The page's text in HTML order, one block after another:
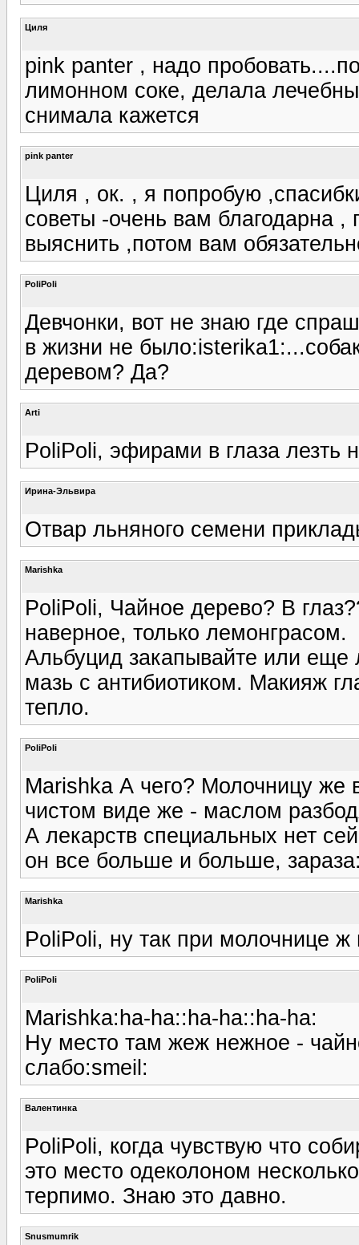
Циля
pink panter , надо
лимонном соке, делала
снимала кажется
pink panter
Циля , ок. , я попробую
советы -очень вам благодарна
выяснить ,потом вам
PoliPoli
Девчонки, вот не знаю где
в жизни не
деревом? Да?
Arti
PoliPoli, эфирами в глаза лезть
Ирина-Эльвира
Отвар льняного семени
Marishka
PoliPoli, Чайное дерево? В
наверное, только лемонграсом.
Альбуцид закапывайте или
мазь с антибиотиком. Макияж
тепло.
PoliPoli
Marishka А чего? Молочницу же
чистом виде же - маслом
А лекарств специальных нет
он все больше и больше,
Marishka
PoliPoli, ну так при молочнице
PoliPoli
Marishka:ha-ha::ha-ha::ha-ha:
Ну место там жеж нежное -
слабо:smeil:
Валентинка
PoliPoli, когда чувствую что
это место одеколоном
терпимо. Знаю это давно.
Snusmumrik